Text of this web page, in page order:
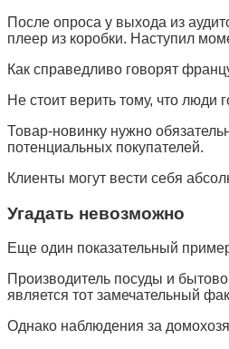
После опроса у выхода из
плеер из коробки. Наступил
Как справедливо говорят
Не стоит верить тому, что люди
Товар-новинку нужно
потенциальных покупателей.
Клиенты могут вести себя
Угадать невозможно
Еще один показательный
Производитель посуды и
является тот замечательный
Однако наблюдения за